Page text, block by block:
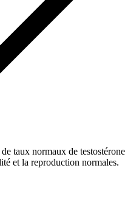
taux normaux de testostérone
et la reproduction normales.